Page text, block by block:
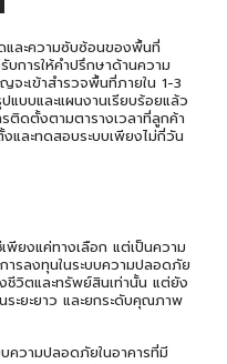
ดและความซับซ้อนของพื้นที่
การให้คำปรึกษาด้านความ
จะเข้าสำรวจพื้นที่ภายใน 1-3
บบและแผนงานเรียบร้อยแล้ว
ติดตั้งตามตารางเวลาที่ลูกค้า
และทดสอบระบบเพียงไม่กี่วัน
พียงแค่ทางเลือก แต่เป็นความ
ารลงทุนในระบบความปลอดภัย
ชีวิตและทรัพย์สินเท่านั้น แต่ยัง
ระยะยาว และยกระดับคุณภาพ
ความปลอดภัยในอาคารที่มี